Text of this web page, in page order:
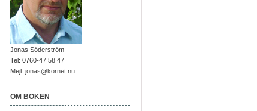
Jonas Söderström
Tel: 0760-47 58 47
Mejl: jonas@kornet.nu
OM BOKEN